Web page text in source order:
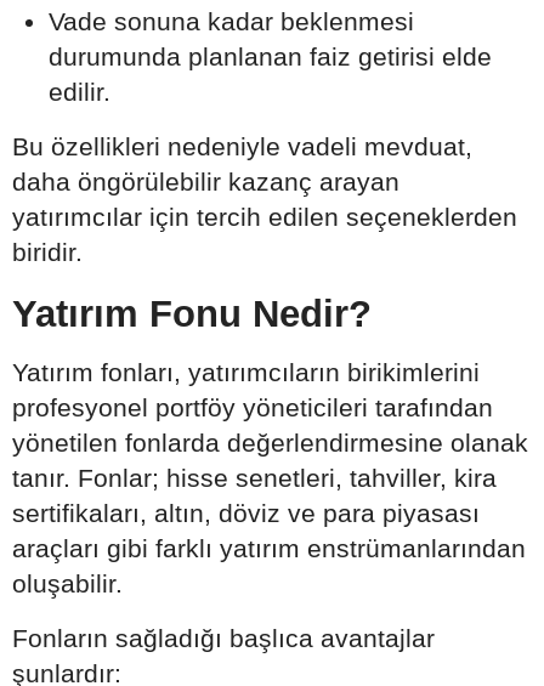
Vade sonuna kadar beklenmesi
durumunda planlanan faiz getirisi elde
edilir.
Bu özellikleri nedeniyle vadeli mevduat,
daha öngörülebilir kazanç arayan
yatırımcılar için tercih edilen seçeneklerden
biridir.
Yatırım Fonu Nedir?
Yatırım fonları, yatırımcıların birikimlerini
profesyonel portföy yöneticileri tarafından
yönetilen fonlarda değerlendirmesine olanak
tanır. Fonlar; hisse senetleri, tahviller, kira
sertifikaları, altın, döviz ve para piyasası
araçları gibi farklı yatırım enstrümanlarından
oluşabilir.
Fonların sağladığı başlıca avantajlar
şunlardır: